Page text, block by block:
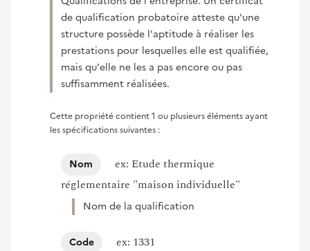
de qualification probatoire atteste qu'une
structure possède l'aptitude à réaliser les
prestations pour lesquelles elle est qualifiée,
mais qu'elle ne les a pas encore ou pas
suffisamment réalisées.
Cette propriété contient 1 ou plusieurs éléments ayant
les spécifications suivantes :
Nom
ex: Etude thermique
réglementaire "maison individuelle"
Nom de la qualification
Code ex: 1331